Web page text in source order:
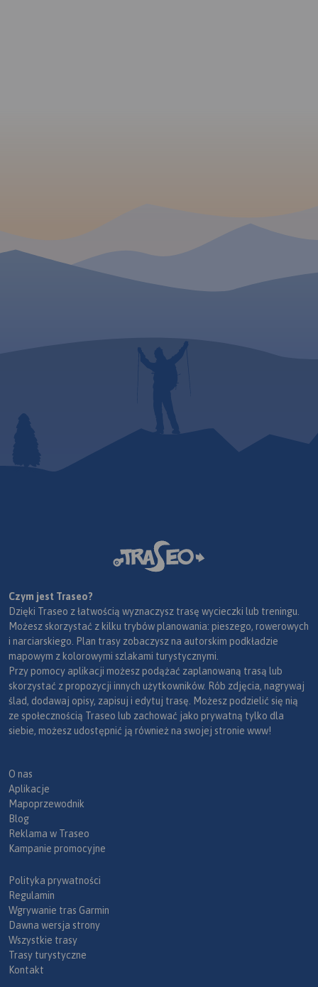
Czym jest Traseo?
Dzięki Traseo z łatwością wyznaczysz trasę wycieczki lub treningu.
Możesz skorzystać z kilku trybów planowania: pieszego, rowerowych
i narciarskiego. Plan trasy zobaczysz na autorskim podkładzie
mapowym z kolorowymi szlakami turystycznymi.
Przy pomocy aplikacji możesz podążać zaplanowaną trasą lub
skorzystać z propozycji innych użytkowników. Rób zdjęcia, nagrywaj
ślad, dodawaj opisy, zapisuj i edytuj trasę. Możesz podzielić się nią
ze społecznością Traseo lub zachować jako prywatną tylko dla
siebie, możesz udostępnić ją również na swojej stronie www!
O nas
Aplikacje
Mapoprzewodnik
Blog
Reklama w Traseo
Kampanie promocyjne
Polityka prywatności
Regulamin
Wgrywanie tras Garmin
Dawna wersja strony
Wszystkie trasy
Trasy turystyczne
Kontakt